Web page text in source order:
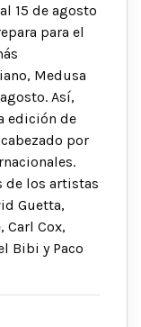
15 de agosto
para el
Medusa
Así,
edición de
por
de los artistas
Guetta,
Carl Cox,
Bibi y Paco